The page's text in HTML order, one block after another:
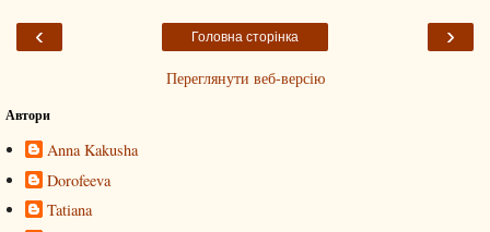
‹ ›
Головна сторінка
Переглянути веб-версію
Автори
Anna Kakusha
Dorofeeva
Tatiana